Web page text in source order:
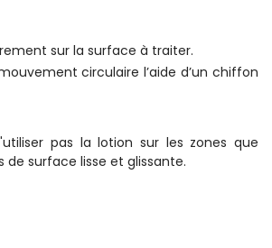
sur la surface à traiter.
circulaire l’aide d’un chiffon
N'utiliser pas la lotion sur les zones que
de surface lisse et glissante.